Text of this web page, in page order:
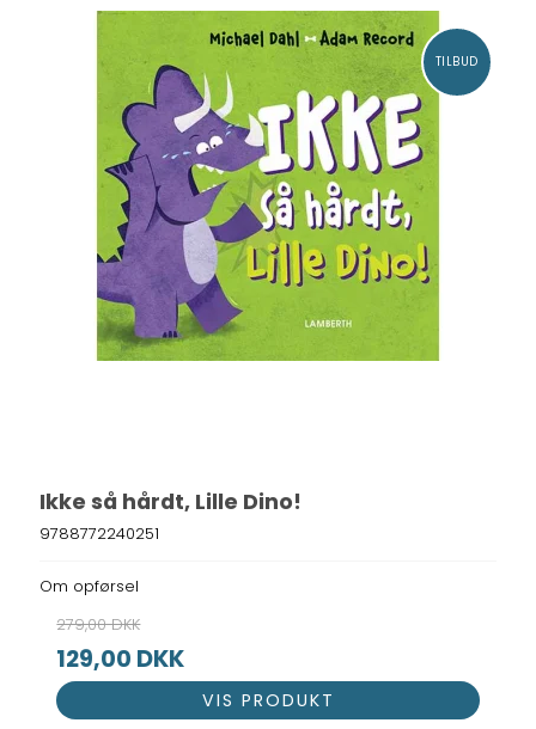
TILBUD
Ikke så hårdt, Lille Dino!
9788772240251
Om opførsel
279,00 DKK
129,00 DKK
VIS PRODUKT